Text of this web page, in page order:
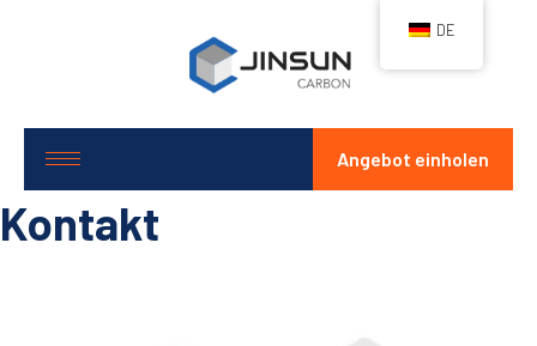
Angebot einholen
Kontakt
DE